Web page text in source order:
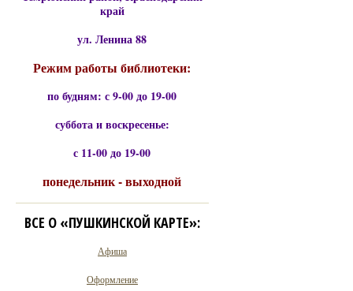
край
ул. Ленина 88
Режим работы библиотеки:
по будням: с 9-00 до 19-00
суббота и воскресенье:
с 11-00 до 19-00
понедельник - выходной
ВСЕ О «ПУШКИНСКОЙ КАРТЕ»:
Афиша
Оформление